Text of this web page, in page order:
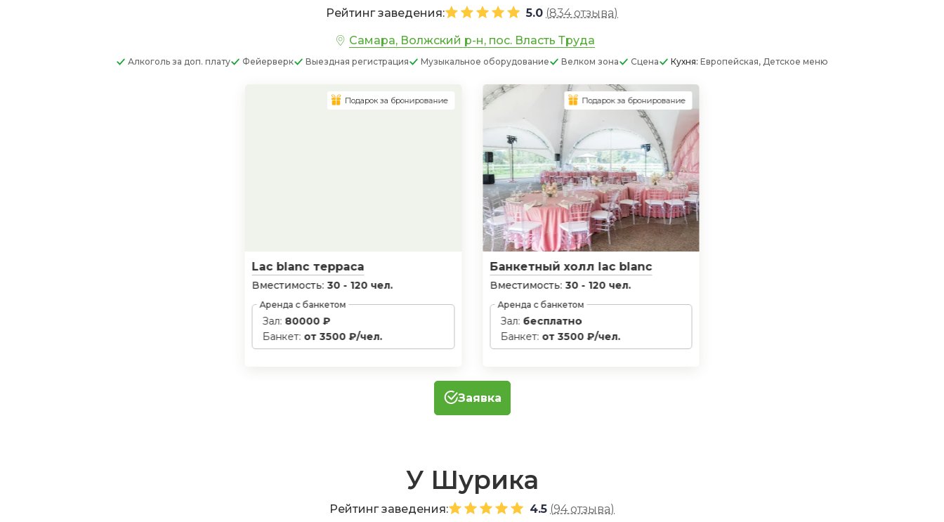
Рейтинг заведения: 5.0 (834 отзыва)
Самара, Волжский р-н, пос. Власть Труда
Алкоголь за доп. плату Фейерверк Выездная регистрация Музыкальное оборудование Велком зона Сцена Кухня: Европейская, Детское меню
Lac blanc терраса
Вместимость:30 - 120 чел.
Аренда с банкетом
Зал: 80000 ₽
Банкет: от 3500 ₽/чел.
Подарок за бронирование
Банкетный холл lac blanc
Вместимость: 30 - 120 чел.
Аренда с банкетом
Зал: бесплатно
Банкет: от 3500 ₽/чел.
Подарок за бронирование
Заявка
У Шурика
Рейтинг заведения: 4.5 (94 отзыва)